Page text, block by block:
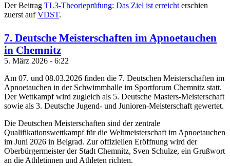
Der Beitrag TL3-Theorieprüfung: Das Ziel ist erreicht erschien
zuerst aufVDST.
7. Deutsche Meisterschaften im Apnoetauchen
in Chemnitz
5. März 2026 - 6:22
Am 07. und 08.03.2026 finden die 7. Deutschen Meisterschaften im
Apnoetauchen in der Schwimmhalle im Sportforum Chemnitz statt.
Der Wettkampf wird zugleich als 5. Deutsche Masters-Meisterschaft
sowie als 3. Deutsche Jugend- und Junioren-Meisterschaft gewertet.
Die Deutschen Meisterschaften sind der zentrale
Qualifikationswettkampf für die Weltmeisterschaft im Apnoetauchen
im Juni 2026 in Belgrad. Zur offiziellen Eröffnung wird der
Oberbürgermeister der Stadt Chemnitz, Sven Schulze, ein Grußwort
an die Athletinnen und Athleten richten.